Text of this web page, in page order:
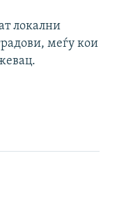
локални
меѓу кои